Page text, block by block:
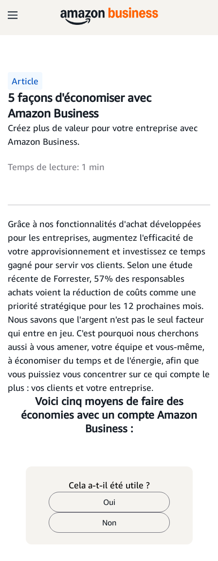
Article
5 façons d'économiser avec
Amazon Business
Créez plus de valeur pour votre entreprise avec
Amazon Business.
Temps de lecture: 1 min
Grâce à nos fonctionnalités d'achat développées
pour les entreprises, augmentez l'efficacité de
votre approvisionnement et investissez ce temps
gagné pour servir vos clients. Selon une étude
récente de Forrester, 57% des responsables
achats voient la réduction de coûts comme une
priorité stratégique pour les 12 prochaines mois.
Nous savons que l'argent n'est pas le seul facteur
qui entre en jeu. C'est pourquoi nous cherchons
aussi à vous amener, votre équipe et vous-même,
à économiser du temps et de l'énergie, afin que
vous puissiez vous concentrer sur ce qui compte le
plus : vos clients et votre entreprise.
Voici cinq moyens de faire des
économies avec un compte Amazon
Business :
Cela a-t-il été utile ?
Oui
Non